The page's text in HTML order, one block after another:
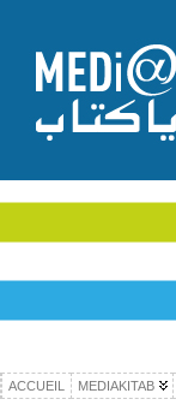
ACCUEIL MEDIAKITAB